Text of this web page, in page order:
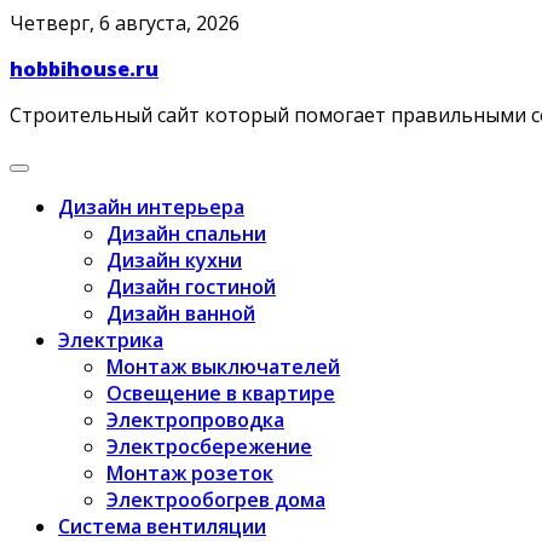
Skip
content
Четверг, 6 августа, 2026
hobbihouse.ru
Строительный сайт который помогает правильными
Дизайн интерьера
Дизайн спальни
Дизайн кухни
Дизайн гостиной
Дизайн ванной
Электрика
Монтаж выключателей
Освещение в квартире
Электропроводка
Электросбережение
Монтаж розеток
Электрообогрев дома
Система вентиляции